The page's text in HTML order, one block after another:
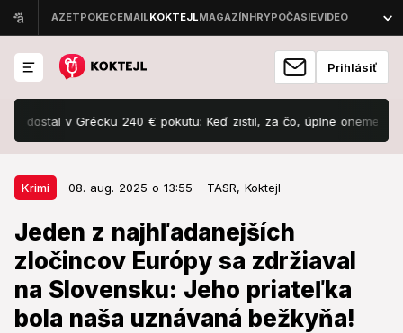
Prihlásiť
v Grécku 240 € pokutu: Keď zistil, za čo, úplne onemel!
Krimi 08. aug. 2025 o 13:55 TASR, Koktejl
Jeden z najhľadanejších
zločincov Európy sa zdržiaval
na Slovensku: Jeho priateľka
bola naša uznávaná bežkyňa!
Krimi 08. aug. 2025 o 13:55
Jeden z najhľadanejších
zločincov Európy sa zdržiaval na
Slovensku: Jeho priateľka bola
naša uznávaná bežkyňa!